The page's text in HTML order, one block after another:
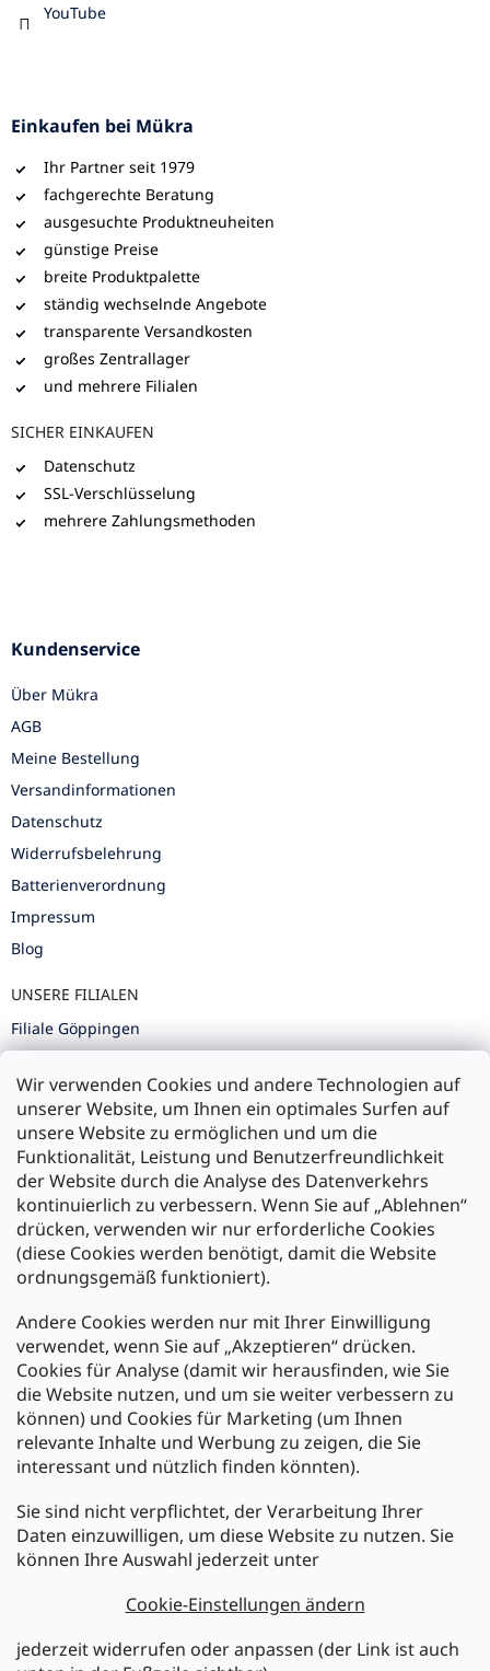
Wir verwenden Cookies und andere Technologien auf
unserer Website, um Ihnen ein optimales Surfen auf
unsere Website zu ermöglichen und um die
Funktionalität, Leistung und Benutzerfreundlichkeit
der Website durch die Analyse des Datenverkehrs
kontinuierlich zu verbessern. Wenn Sie auf „Ablehnen“
drücken, verwenden wir nur erforderliche Cookies
(diese Cookies werden benötigt, damit die Website
ordnungsgemäß funktioniert).
Andere Cookies werden nur mit Ihrer Einwilligung
verwendet, wenn Sie auf „Akzeptieren“ drücken.
Cookies für Analyse (damit wir herausfinden, wie Sie
die Website nutzen, und um sie weiter verbessern zu
können) und Cookies für Marketing (um Ihnen
relevante Inhalte und Werbung zu zeigen, die Sie
interessant und nützlich finden könnten).
Sie sind nicht verpflichtet, der Verarbeitung Ihrer
Daten einzuwilligen, um diese Website zu nutzen. Sie
können Ihre Auswahl jederzeit unter
Cookie-Einstellungen ändern
jederzeit widerrufen oder anpassen (der Link ist auch
YouTube
Einkaufen bei Mükra
Ihr Partner seit 1979
fachgerechte Beratung
ausgesuchte Produktneuheiten
günstige Preise
breite Produktpalette
ständig wechselnde Angebote
transparente Versandkosten
großes Zentrallager
und mehrere Filialen
SICHER EINKAUFEN
Datenschutz
SSL-Verschlüsselung
mehrere Zahlungsmethoden
Kundenservice
Über Mükra
AGB
Meine Bestellung
Versandinformationen
Datenschutz
Widerrufsbelehrung
Batterienverordnung
Impressum
Blog
UNSERE FILIALEN
Filiale Göppingen
Filiale Ulm
Zahlung und Versand
Versand mit:
Zahlarten:
Newsletter abonnieren
Legen Sie Ihre E-Mail ein und wir werden Ihnen Informationen
über neue Produkte in unserem E-Shop zusenden.
E-Mail